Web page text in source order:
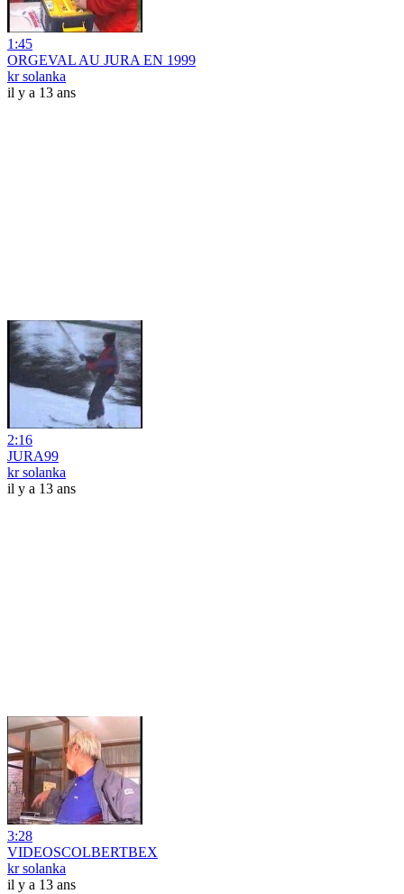
1:45
ORGEVAL AU JURA EN 1999
kr solanka
il y a 13 ans
2:16
JURA99
kr solanka
il y a 13 ans
3:28
VIDEOSCOLBERTBEX
kr solanka
il y a 13 ans